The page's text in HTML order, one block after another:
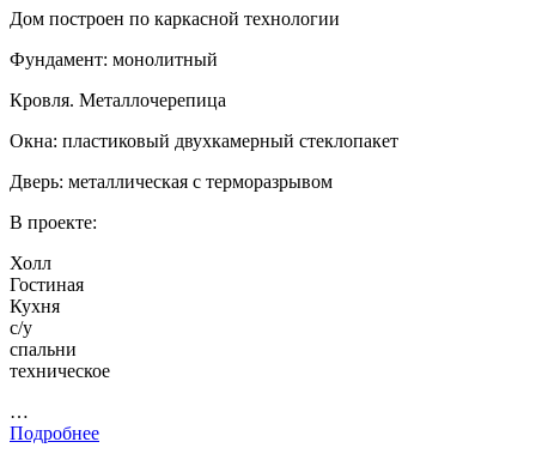
Дом построен по каркасной технологии
Фундамент: монолитный
Кровля. Металлочерепица
Окна: пластиковый двухкамерный стеклопакет
Дверь: металлическая с терморазрывом
В проекте:
Холл
Гостиная
Кухня
с/у
спальни
техническое
…
Подробнее